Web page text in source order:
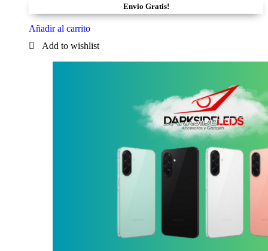
Envio Gratis!
Añadir al carrito